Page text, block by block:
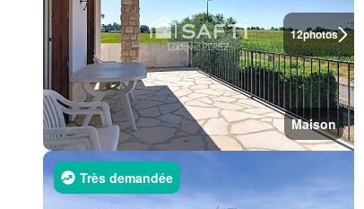
12photos
Maison
Très demandée